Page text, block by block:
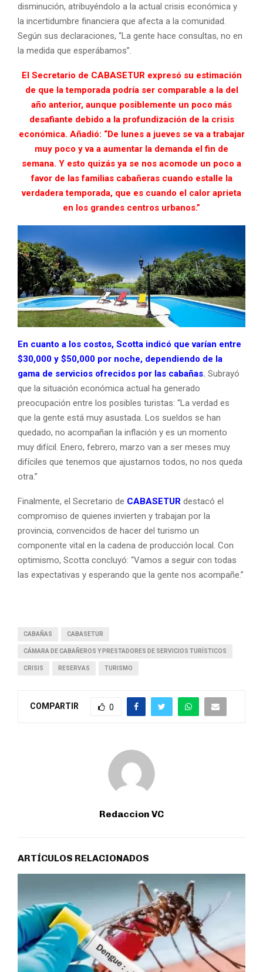
disminución, atribuyéndolo a la actual crisis económica y
la incertidumbre financiera que afecta a la comunidad.
Según sus declaraciones, “La gente hace consultas, no en
la medida que esperábamos”.
El Secretario de CABASETUR expresó su estimación
de que la temporada podría ser comparable a la del
año anterior, aunque posiblemente un poco más
desafiante debido a la profundización de la crisis
económica. Añadió: “De lunes a jueves se va a trabajar
muy poco y va a aumentar la demanda el fin de
semana. Y esto quizás ya se nos acomode un poco a
favor de las familias cabañeras cuando estalle la
verdadera temporada, que es cuando el calor aprieta
en los grandes centros urbanos.”
En cuanto a los costos, Scotta indicó que varían entre
$30,000 y $50,000 por noche, dependiendo de la
gama de servicios ofrecidos por las cabañas. Subrayó
que la situación económica actual ha generado
preocupación entre los posibles turistas: “La verdad es
que la gente está muy asustada. Los sueldos se han
quedado, no acompañan la inflación y es un momento
muy difícil. Enero, febrero, marzo van a ser meses muy
difíciles que tenemos que ajustarnos todos, no nos queda
otra.”
Finalmente, el Secretario de CABASETUR destacó el
compromiso de quienes invierten y trabajan por la
provincia, convencidos de hacer del turismo un
componente vital en la cadena de producción local. Con
optimismo, Scotta concluyó: “Vamos a seguir con todas
las expectativas y esperando que la gente nos acompañe.”
CABAÑAS CABASETUR
CÁMARA DE CABAÑEROS Y PRESTADORES DE SERVICIOS TURÍSTICOS
CRISIS RESERVAS TURISMO
COMPARTIR 0
Redaccion VC
ARTÍCULOS RELACIONADOS